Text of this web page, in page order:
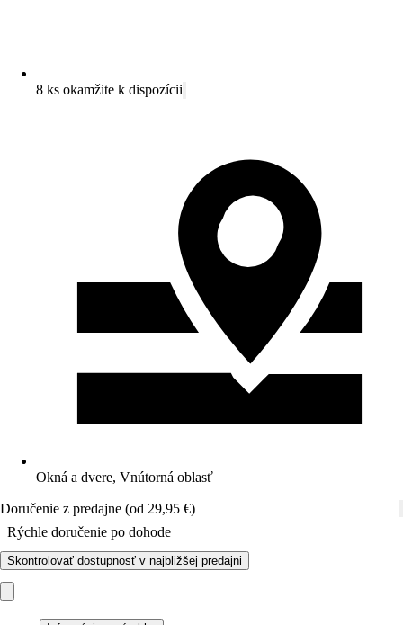
8 ks okamžite k dispozícii
Okná a dvere, Vnútorná oblasť
Doručenie z predajne (od 29,95 €)
Rýchle doručenie po dohode
Skontrolovať dostupnosť v najbližšej predajni